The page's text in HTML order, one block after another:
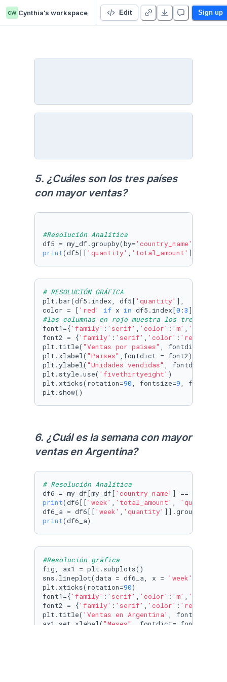
cw Cynthia's workspace TP Final Integrador 22612 Edit Sign up
5. ¿Cuáles son los tres países
con mayor ventas?
#Resolución Analítica
df5 = my_df.groupby(by='country_name'
print(df5[[ 'quantity' , 'total_amount'
# RESOLUCIÓN GRÁFICA
plt.bar(df5.index, df5[ 'quantity' ],
color = [ 'red' if x in df5.index[0 :3 ]
#las columnas en rojo muestra los tres
font1={'family' : 'serif' , 'color' : 'm' , 'size'
font2 = {'family' : 'serif' , 'color' : 'red'
plt.title( "Ventas por paises" , fontdict =
plt.xlabel( "Paises" ,fontdict = font2)
plt.ylabel( "Unidades vendidas" , fontdict =
plt.style.use( 'fivethirtyeight' )
plt.xticks(rotation=90, fontsize=9,
plt.show()
6. ¿Cuál es la semana con mayor
ventas en Argentina?
# Resolución Analítica
df6 = my_df[my_df[ 'country_name' ] ==
print(df6[[ 'week' , 'total_amount' , 'quantity'
df6_a = df6[[ 'week' , 'quantity' ]].groupby(
print(df6_a)
#Resolución gráfica
fig, ax1 = plt.subplots()
sns.lineplot(data = df6_a, x =
'week'
plt.xticks(rotation=90)
font1={'family' : 'serif' , 'color' : 'm' , 'size'
font2 = {'family' : 'serif' , 'color' : 'red'
plt.title( 'Ventas en Argentina' , fontdict=
ax1.set_xlabel( "Meses"
, fontdict= font2)